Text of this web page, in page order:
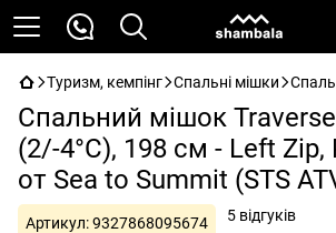
Туризм, кемпінг Спальні мішки
Спальний мішок
(2/-4°C), 198 см - Left
от Sea to Summit (STS
Артикул:9327868095674 5 відгуків